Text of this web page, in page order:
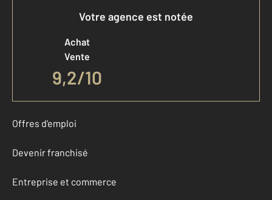
Votre agence est notée
Achat
Vente
9,2/10
Offres d'emploi
Devenir franchisé
Entreprise et commerce